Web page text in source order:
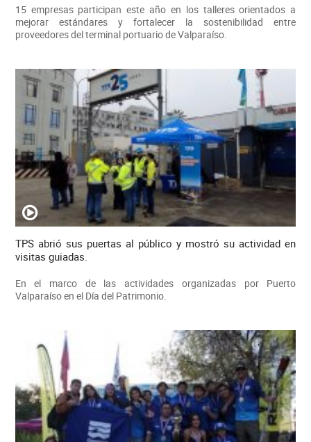
15 empresas participan este año en los talleres orientados a
mejorar estándares y fortalecer la sostenibilidad entre
proveedores del terminal portuario de Valparaíso.
TPS abrió sus puertas al público y mostró su actividad en
visitas guiadas.
En el marco de las actividades organizadas por Puerto
Valparaíso en el Día del Patrimonio.